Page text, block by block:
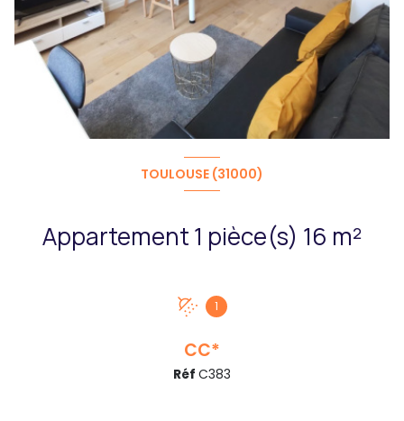
TOULOUSE (31000)
Appartement 1 pièce(s) 16 m²
1
CC*
Réf C383